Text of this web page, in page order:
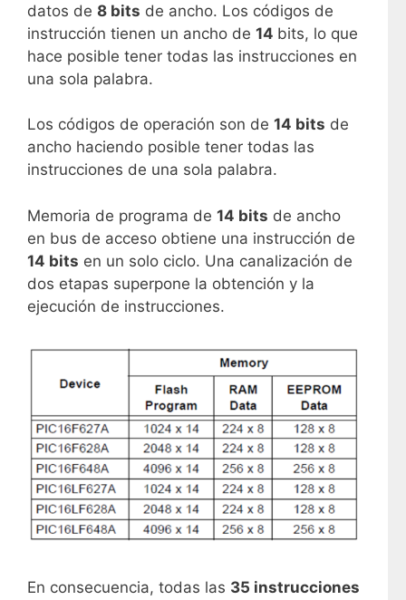
datos de 8 bits de ancho. Los códigos de
instrucción tienen un ancho de 14 bits, lo que
hace posible tener todas las instrucciones en
una sola palabra.
Los códigos de operación son de 14 bits de
ancho haciendo posible tener todas las
instrucciones de una sola palabra.
Memoria de programa de 14 bits de ancho
en bus de acceso obtiene una instrucción de
14 bits en un solo ciclo. Una canalización de
dos etapas superpone la obtención y la
ejecución de instrucciones.
En consecuencia, todas las 35 instrucciones